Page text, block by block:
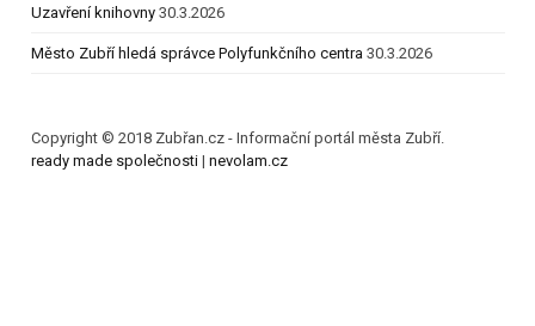
Uzavření knihovny 30.3.2026
Město Zubří hledá správce Polyfunkčního centra 30.3.2026
Copyright © 2018 Zubřan.cz - Informační portál města Zubří.
ready made společnosti | nevolam.cz